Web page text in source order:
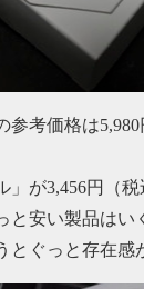
考価格は
が3,456円（税
安い製品はい
とぐっと存在感